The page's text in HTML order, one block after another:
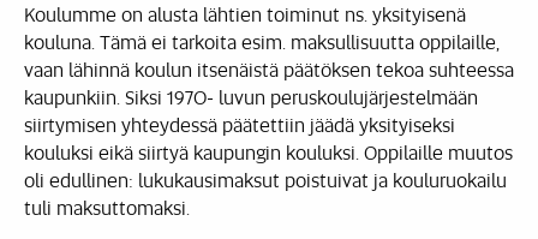
Koulumme on alusta lähtien toiminut ns. yksityisenä
kouluna. Tämä ei tarkoita esim. maksullisuutta oppilaille,
vaan lähinnä koulun itsenäistä päätöksen tekoa suhteessa
kaupunkiin. Siksi 1970- luvun peruskoulujärjestelmään
siirtymisen yhteydessä päätettiin jäädä yksityiseksi
kouluksi eikä siirtyä kaupungin kouluksi. Oppilaille muutos
oli edullinen: lukukausimaksut poistuivat ja kouluruokailu
tuli maksuttomaksi.